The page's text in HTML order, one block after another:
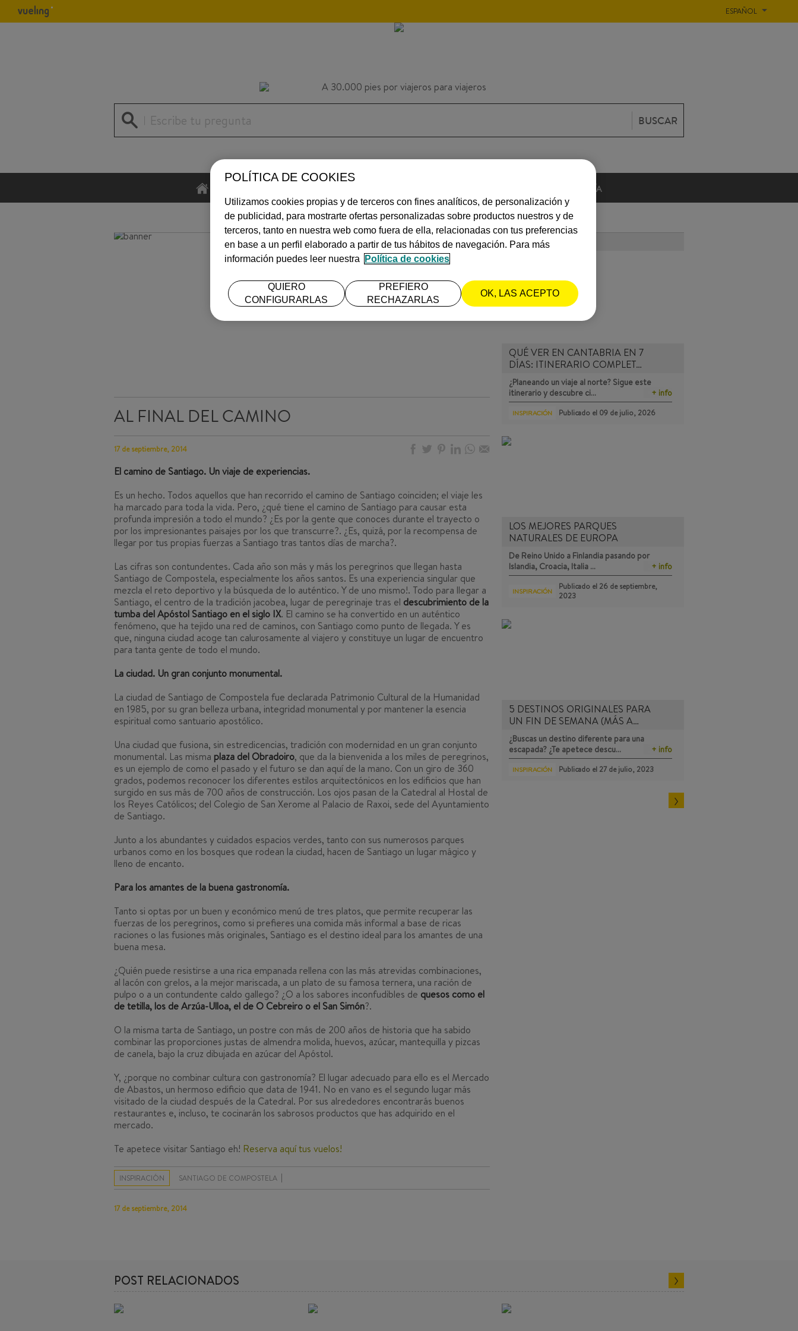
ESPAÑOL
GASTRONOMÍA
Escribe tu pregunta BUSCAR
AL FINAL DEL CAMINO
17 de septiembre, 2014
El camino de Santiago. Un viaje de experiencias.
Es un hecho. Todos aquellos que han recorrido el camino de Santiago coinciden; el viaje les
ha marcado para toda la vida. Pero, ¿qué tiene el camino de Santiago para causar esta
profunda impresión a todo el mundo? ¿Es por la gente que conoces durante el trayecto o
por los impresionantes paisajes por los que transcurre?. ¿Es, quizá, por la recompensa de
llegar por tus propias fuerzas a Santiago tras tantos días de marcha?.
Las cifras son contundentes. Cada año son más y más los peregrinos que llegan hasta
Santiago de Compostela, especialmente los años santos. Es una experiencia singular que
mezcla el reto deportivo y la búsqueda de lo auténtico. Y de uno mismo!. Todo para llegar a
Santiago, el centro de la tradición jacobea, lugar de peregrinaje tras el descubrimiento de la
tumba del Apóstol Santiago en el siglo IX. El camino se ha convertido en un auténtico
fenómeno, que ha tejido una red de caminos, con Santiago como punto de llegada. Y es
que, ninguna ciudad acoge tan calurosamente al viajero y constituye un lugar de encuentro
para tanta gente de todo el mundo.
La ciudad. Un gran conjunto monumental.
La ciudad de Santiago de Compostela fue declarada Patrimonio Cultural de la Humanidad
en 1985, por su gran belleza urbana, integridad monumental y por mantener la esencia
espiritual como santuario apostólico.
Una ciudad que fusiona, sin estredicencias, tradición con modernidad en un gran conjunto
monumental. Las misma plaza del Obradoiro, que da la bienvenida a los miles de peregrinos,
es un ejemplo de como el pasado y el futuro se dan aquí de la mano. Con un giro de 360
grados, podemos reconocer los diferentes estilos arquitectónicos en los edificios que han
surgido en sus más de 700 años de construcción. Los ojos pasan de la Catedral al Hostal de
los Reyes Católicos; del Colegio de San Xerome al Palacio de Raxoi, sede del Ayuntamiento
de Santiago.
Junto a los abundantes y cuidados espacios verdes, tanto con sus numerosos parques
urbanos como en los bosques que rodean la ciudad, hacen de Santiago un lugar mágico y
lleno de encanto.
Para los amantes de la buena gastronomía.
Tanto si optas por un buen y económico menú de tres platos, que permite recuperar las
fuerzas de los peregrinos, como si prefieres una comida más informal a base de ricas
raciones o las fusiones más originales, Santiago es el destino ideal para los amantes de una
buena mesa.
¿Quién puede resistirse a una rica empanada rellena con las más atrevidas combinaciones,
al lacón con grelos, a la mejor mariscada, a un plato de su famosa ternera, una ración de
pulpo o a un contundente caldo gallego? ¿O a los sabores inconfudibles de quesos como el
de tetilla, los de Arzúa-Ulloa, el de O Cebreiro o el San Simón?.
O la misma tarta de Santiago, un postre con más de 200 años de historia que ha sabido
combinar las proporciones justas de almendra molida, huevos, azúcar, mantequilla y pizcas
de canela, bajo la cruz dibujada en azúcar del Apóstol.
Y, ¿porque no combinar cultura con gastronomía? El lugar adecuado para ello es el Mercado
de Abastos, un hermoso edificio que data de 1941. No en vano es el segundo lugar más
visitado de la ciudad después de la Catedral. Por sus alrededores encontrarás buenos
restaurantes e, incluso, te cocinarán los sabrosos productos que has adquirido en el
mercado.
Te apetece visitar Santiago eh! Reserva aquí tus vuelos!
INSPIRACIÓN SANTIAGO DE COMPOSTELA
17 de septiembre, 2014
MÁS LEÍDOS
QUÉ VER EN CANTABRIA EN 7
DÍAS: ITINERARIO COMPLET…
¿Planeando un viaje al norte? Sigue este
itinerario y descubre ci…
+ info
INSPIRACIÓN Publicado el 09 de julio, 2026
LOS MEJORES PARQUES
NATURALES DE EUROPA
De Reino Unido a Finlandia pasando por
Islandia, Croacia, Italia …
+ info
INSPIRACIÓN Publicado el 26 de septiembre,
2023
5 DESTINOS ORIGINALES PARA
UN FIN DE SEMANA (MÁS A…
¿Buscas un destino diferente para una
escapada? ¿Te apetece descu…
+ info
INSPIRACIÓN Publicado el 27 de julio, 2023
POST RELACIONADOS
POLÍTICA DE COOKIES
Utilizamos cookies propias y de terceros con fines analíticos, de personalización y
de publicidad, para mostrarte ofertas personalizadas sobre productos nuestros y de
terceros, tanto en nuestra web como fuera de ella, relacionadas con tus preferencias
en base a un perfil elaborado a partir de tus hábitos de navegación. Para más
información puedes leer nuestra
Política de cookies
PREFIERO
RECHAZARLAS
OK, LAS ACEPTO
QUIERO
CONFIGURARLAS